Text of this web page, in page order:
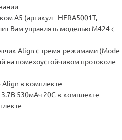
A5 (артикул - HERA5001T,
Вам управлять моделью M424 с
Align с тремя режимами (Mode
на помехоустойчивом протоколе
Align в комплекте
530мАч 20C в комплекте